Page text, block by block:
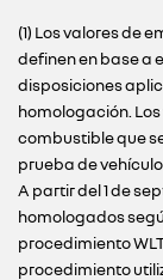
(1) Los valores de
definen en base a
disposiciones
homologación.
combustible que
prueba de
A partir del 1 de
homologados
procedimiento
procedimiento